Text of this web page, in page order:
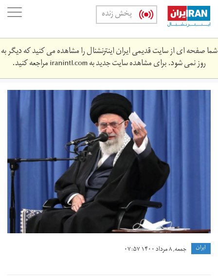
Skip
main
content
پخش زنده
شما صفحه ای از سایت قدیمی ایران اینترنشنال را مشاهده می کنید که دیگر به
روز نمی شود. برای مشاهده سایت جدید بهiranintl.comمراجعه کنید.
khamnei-
ايران جمعه, ۸ مرداد ۱۴۰۰ ۰۷:۵۷